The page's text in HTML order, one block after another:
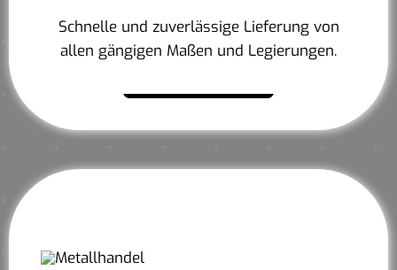
Schnelle und zuverlässige Lieferung von
allen gängigen Maßen und Legierungen.